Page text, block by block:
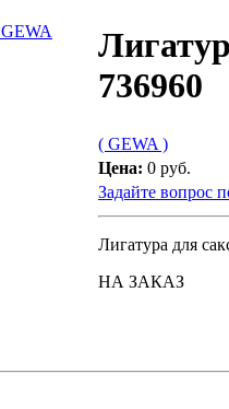
736960
( GEWA )
Цена: 0 руб.
Задайте вопрос
Лигатура для
НА ЗАКАЗ